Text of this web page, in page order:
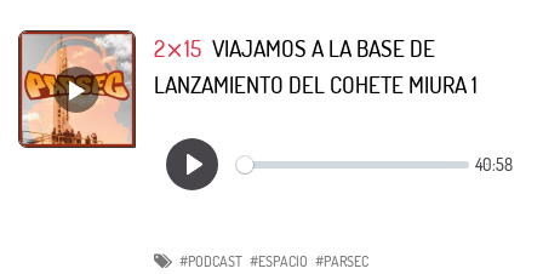
2⨯15 VIAJAMOS A LA BASE DE
LANZAMIENTO DEL COHETE MIURA 1
#PODCAST #ESPACIO #PARSEC